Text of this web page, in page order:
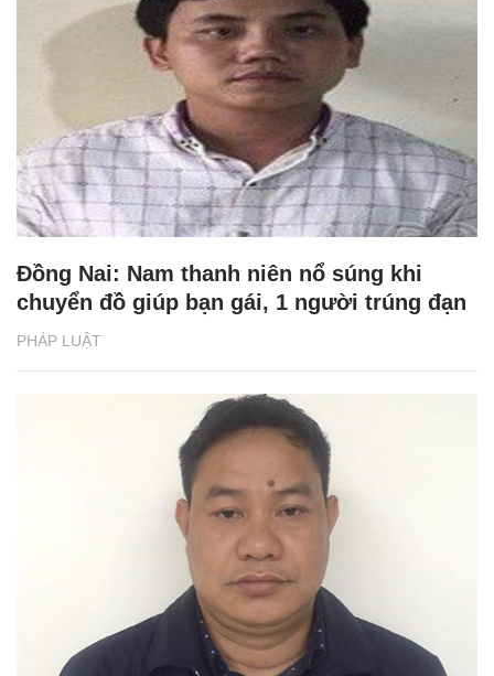
PHÁP LUẬT
Đồng Nai: Nam thanh niên nổ súng khi
chuyển đồ giúp bạn gái, 1 người trúng đạn